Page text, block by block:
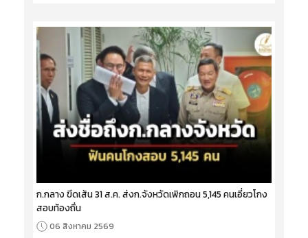
ก.กลาง ขีดเส้น 31 ส.ค. ส่งก.จังหวัดเพิกถอน 5,145 คนเอี่ยวโกง
สอบท้องถิ่น
06 สิงหาคม 2569